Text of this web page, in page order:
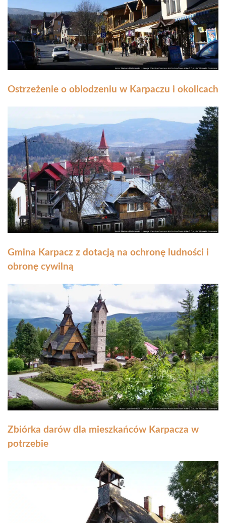
Ostrzeżenie o oblodzeniu w Karpaczu i okolicach
Gmina Karpacz z dotacją na ochronę ludności i
obronę cywilną
Zbiórka darów dla mieszkańców Karpacza w
potrzebie